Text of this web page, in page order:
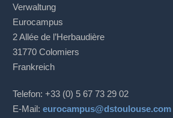
Verwaltung
Eurocampus
2 Allée de l’Herbaudière
31770 Colomiers
Frankreich
Telefon: +33 (0) 5 67 73 29 02
E-Mail:eurocampus@dstoulouse.com